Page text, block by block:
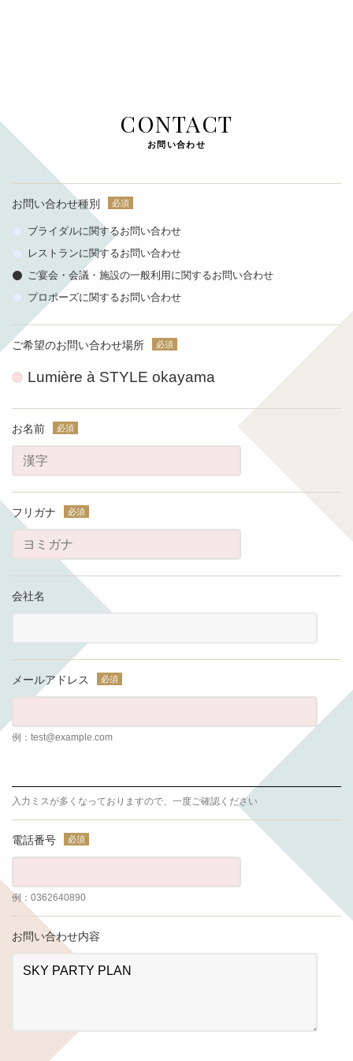
CONTACT
お問い合わせ
お問い合わせ種別
ブライダルに関するお問い合わせ
レストランに関するお問い合わせ
ご宴会・会議・施設の一般利用に関するお問い合わせ
プロポーズに関するお問い合わせ
ご希望のお問い合わせ場所
Lumière à STYLE okayama
お名前
フリガナ
会社名
メールアドレス
例 test@example.com
入力ミスが多くなっておりますので、一度ご確認ください
電話番号
例 0362640890
お問い合わせ内容